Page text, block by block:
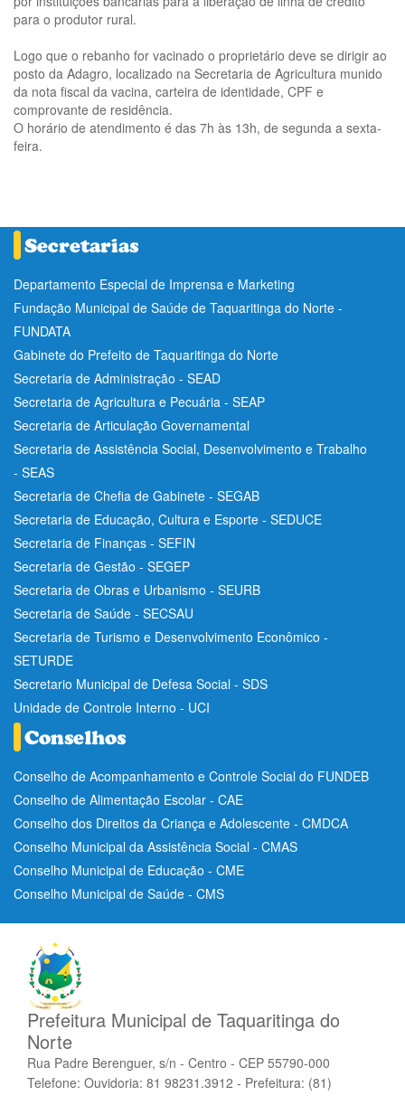
para o produtor rural.
Logo que o rebanho for vacinado o proprietário deve se dirigir ao
posto da Adagro, localizado na Secretaria de Agricultura munido
da nota fiscal da vacina, carteira de identidade, CPF e
comprovante de residência.
O horário de atendimento é das 7h às 13h, de segunda a sexta-
feira.
Departamento Especial de Imprensa e Marketing
Fundação Municipal de Saúde de Taquaritinga do Norte -
FUNDATA
Gabinete do Prefeito de Taquaritinga do Norte
Secretaria de Administração - SEAD
Secretaria de Agricultura e Pecuária - SEAP
Secretaria de Articulação Governamental
Secretaria de Assistência Social, Desenvolvimento e Trabalho
- SEAS
Secretaria de Chefia de Gabinete - SEGAB
Secretaria de Educação, Cultura e Esporte - SEDUCE
Secretaria de Finanças - SEFIN
Secretaria de Gestão - SEGEP
Secretaria de Obras e Urbanismo - SEURB
Secretaria de Saúde - SECSAU
Secretaria de Turismo e Desenvolvimento Econômico -
SETURDE
Secretario Municipal de Defesa Social - SDS
Unidade de Controle Interno - UCI
Conselho de Acompanhamento e Controle Social do FUNDEB
Conselho de Alimentação Escolar - CAE
Conselho dos Direitos da Criança e Adolescente - CMDCA
Conselho Municipal da Assistência Social - CMAS
Conselho Municipal de Educação - CME
Conselho Municipal de Saúde - CMS
Prefeitura Municipal de Taquaritinga do
Norte
Rua Padre Berenguer, s/n - Centro - CEP 55790-000
Telefone: Ouvidoria: 81 98231.3912 - Prefeitura: (81)